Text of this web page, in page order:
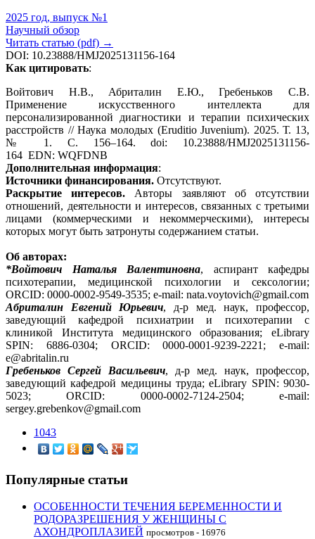
2025 год, выпуск №1
Научный обзор
Читать статью (pdf) →
DOI: 10.23888/HMJ2025131156-164
Как цитировать:
Войтович Н.В., Абриталин Е.Ю., Гребеньков С.В.
Применение искусственного интеллекта для
персонализированной диагностики и терапии психических
расстройств // Наука молодых (Eruditio Juvenium). 2025. Т. 13,
№ 1. С. 156–164. doi: 10.23888/HMJ2025131156-
164 EDN: WQFDNB
Дополнительная информация:
Источники финансирования. Отсутствуют.
Раскрытие интересов. Авторы заявляют об отсутствии
отношений, деятельности и интересов, связанных с третьими
лицами (коммерческими и некоммерческими), интересы
которых могут быть затронуты содержанием статьи.
Об авторах:
*Войтович Наталья Валентиновна, аспирант кафедры
психотерапии, медицинской психологии и сексологии;
ORCID: 0000-0002-9549-3535; e-mail: nata.voytovich@gmail.com
Абриталин Евгений Юрьевич, д-р мед. наук, профессор,
заведующий кафедрой психиатрии и психотерапии с
клиникой Института медицинского образования; eLibrary
SPIN: 6886-0304; ORCID: 0000-0001-9239-2221; e-mail:
e@abritalin.ru
Гребеньков Сергей Васильевич, д-р мед. наук, профессор,
заведующий кафедрой медицины труда; eLibrary SPIN: 9030-
5023; ORCID: 0000-0002-7124-2504; e-mail:
sergey.grebenkov@gmail.com
1043
Популярные статьи
ОСОБЕННОСТИ ТЕЧЕНИЯ БЕРЕМЕННОСТИ И
РОДОРАЗРЕШЕНИЯ У ЖЕНЩИНЫ С
АХОНДРОПЛАЗИЕЙ просмотров - 16976